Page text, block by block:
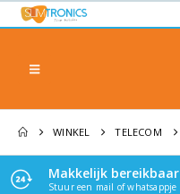
WINKEL TELECOM
Makkelijk bereikbaar
Stuur een mail of whatsappje